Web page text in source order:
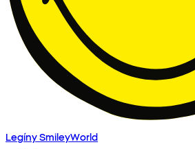
Legíny SmileyWorld